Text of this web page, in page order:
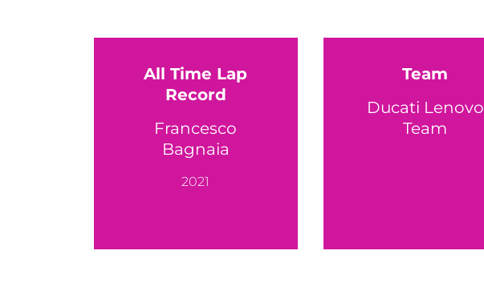
All Time Lap
Record
Francesco
Bagnaia
2021
Team
Ducati Lenovo
Team